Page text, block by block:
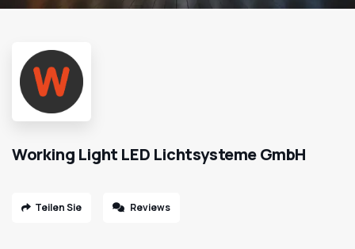
Working Light LED Lichtsysteme GmbH
Teilen Sie Reviews